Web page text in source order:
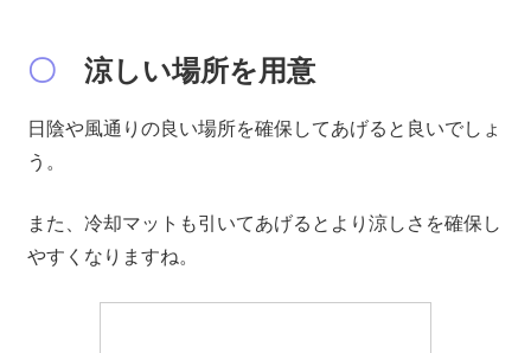
〇涼しい場所を用意
日陰や風通りの良い場所を確保してあげると良いでしょ
う。
また、冷却マットも引いてあげるとより涼しさを確保し
やすくなりますね。